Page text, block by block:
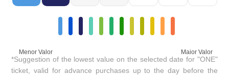
Menor Valor Maior Valor
*Suggestion of the lowest value on the selected date for "ONE"
ticket, valid for advance purchases up to the day before the